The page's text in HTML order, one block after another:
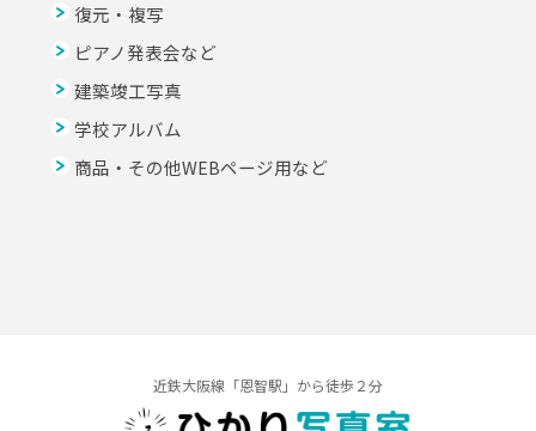
復元・複写
ピアノ発表会など
建築竣工写真
学校アルバム
商品・その他WEBページ用など
近鉄大阪線「恩智駅」から徒歩２分